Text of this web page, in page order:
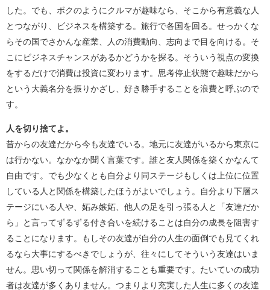
した。でも、ボクのようにクルマが趣味なら、そこから有意義な人
とつながり、ビジネスを構築する。旅行で各国を回る。せっかくな
らその国でさかんな産業、人の消費動向、志向まで目を向ける。そ
こにビジネスチャンスがあるかどうかを探る。そういう視点の変換
をするだけで消費は投資に変わります。思考停止状態で趣味だから
という大義名分を振りかざし、好き勝手することを浪費と呼ぶので
す。
人を切り捨てよ。
昔からの友達だから今も友達でいる。地元に友達がいるから東京に
は行かない。なかなか聞く言葉です。誰と友人関係を築くかなんて
自由です。でも少なくとも自分より同ステージもしくは上位に位置
している人と関係を構築したほうがよいでしょう。自分より下層ス
テージにいる人や、妬み嫉妬、他人の足を引っ張る人と「友達だか
ら」と言ってずるずる付き合いを続けることは自分の成長を阻害す
ることになります。もしその友達が自分の人生の面倒でも見てくれ
るなら大事にするべきでしょうが、往々にしてそういう友達はいま
せん。思い切って関係を解消することも重要です。たいていの成功
者は友達が多くありません。つまりより充実した人生に多くの友達